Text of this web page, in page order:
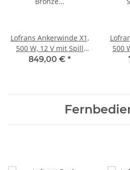
Lofrans Ankerwinde X1,
500 W, 12 V mit Spill
Bronze für 6mm Kette
849,00 € *
500